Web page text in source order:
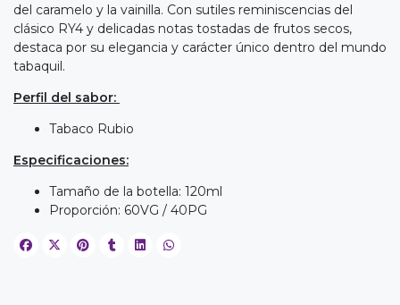
del caramelo y la vainilla. Con sutiles reminiscencias del
clásico RY4 y delicadas notas tostadas de frutos secos,
destaca por su elegancia y carácter único dentro del mundo
tabaquil.
Perfil del sabor:
Tabaco Rubio
Especificaciones:
Tamaño de la botella: 120ml
Proporción: 60VG / 40PG